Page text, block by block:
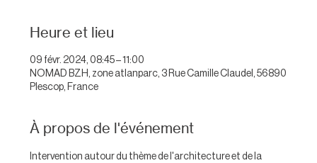
Heure et lieu
09 févr. 2024, 08:45 – 11:00
NOMAD BZH, zone atlanparc, 3 Rue Camille Claudel, 56890
Plescop, France
À propos de l'événement
Intervention autour du thème de l'architecture et de la